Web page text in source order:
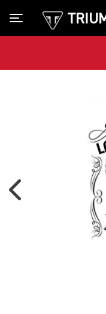
Toggle navigation